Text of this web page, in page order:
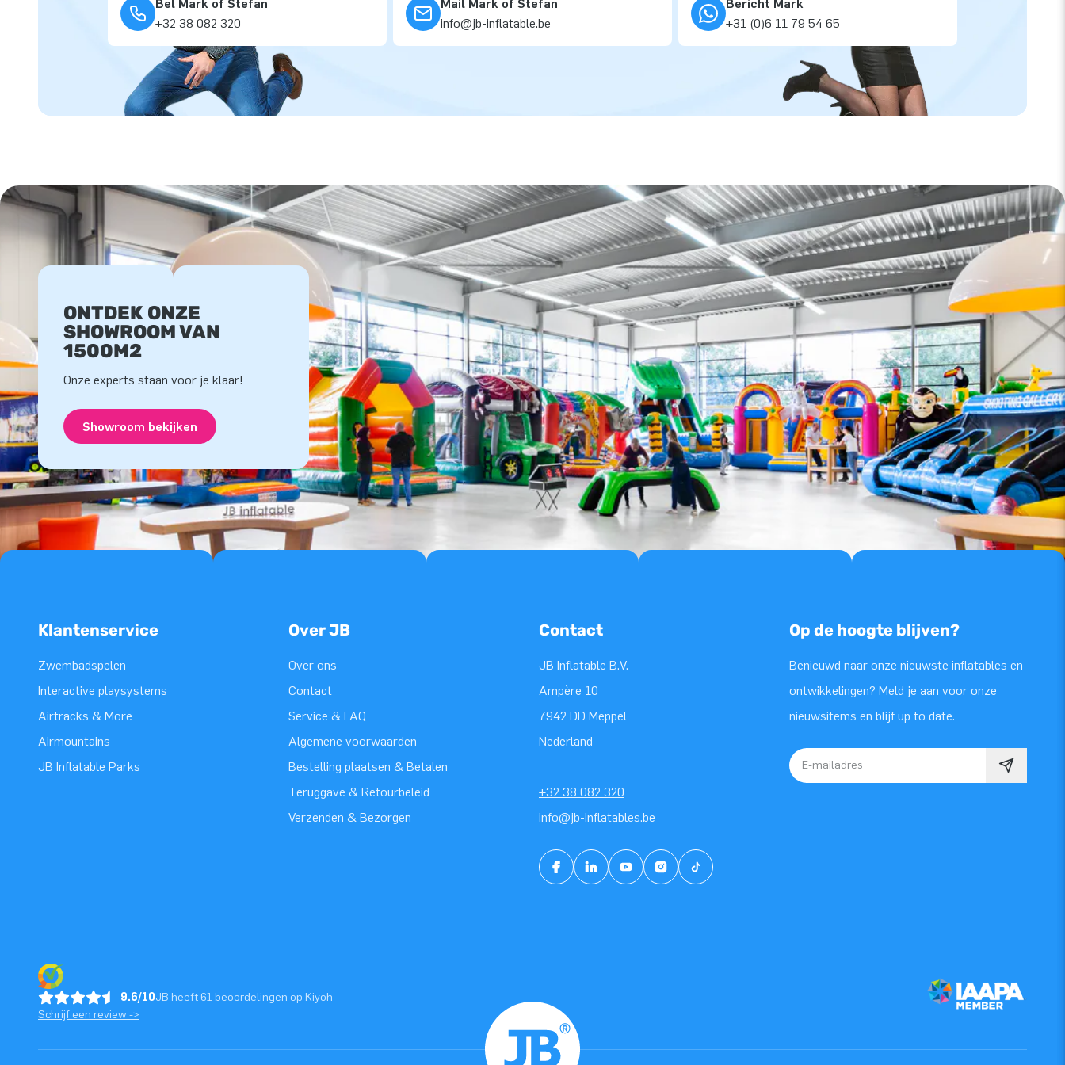
Bel Mark of Stefan
+32 38 082 320
Mail Mark of Stefan
info@jb-inflatable.be
Bericht Mark
+31 (0)6 11 79 54 65
ONTDEK ONZE
SHOWROOM VAN
1500M2
Onze experts staan voor je klaar!
Showroom bekijken
Klantenservice
Zwembadspelen
Interactive playsystems
Airtracks & More
Airmountains
JB Inflatable Parks
Over JB
Over ons
Contact
Service & FAQ
Algemene voorwaarden
Bestelling plaatsen & Betalen
Teruggave & Retourbeleid
Verzenden & Bezorgen
Contact
JB Inflatable B.V.
Ampère 10
7942 DD Meppel
Nederland
+32 38 082 320
info@jb-inflatables.be
Op de hoogte blijven?
Benieuwd naar onze nieuwste inflatables en
ontwikkelingen? Meld je aan voor onze
nieuwsitems en blijf up to date.
E-mailadres
9.6/10JB heeft 61 beoordelingen op Kiyoh
Schrijf een review ->